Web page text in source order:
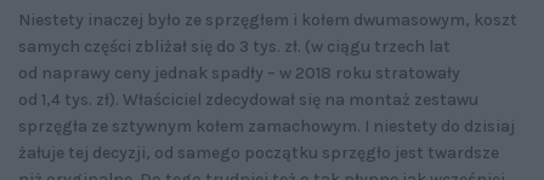
Niestety inaczej było ze sprzęgłem i kołem dwumasowym, koszt
samych części zbliżał się do 3 tys. zł. (w ciągu trzech lat
od naprawy ceny jednak spadły – w 2018 roku stratowały
od 1,4 tys. zł). Właściciel zdecydował się na montaż zestawu
sprzęgła ze sztywnym kołem zamachowym. I niestety do dzisiaj
żałuje tej decyzji, od samego początku sprzęgło jest twardsze